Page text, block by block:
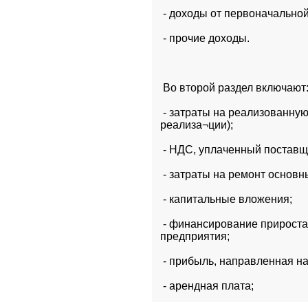
- доходы от
- прочие доходы.
Во второй раздел включают:
- затраты на
реализа¬ции);
- НДС, уплаченный
- затраты на ремонт
- капитальные вложения;
- финансирование
предприятия;
- прибыль, направленная
- арендная плата;